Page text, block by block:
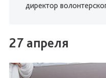
директор
27 апреля